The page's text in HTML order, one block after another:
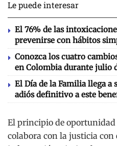
Le puede interesar
El 76% de las
prevenirse con hábitos
Conozca los cuatro
en Colombia durante julio
El Día de la Familia llega
adiós definitivo a este
El principio de
colabora con la justicia